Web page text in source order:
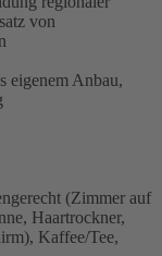
von
eigenem Anbau,
(Zimmer auf
Haartrockner,
Kaffee/Tee,